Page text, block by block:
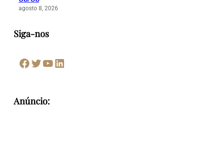
agosto 8, 2026
Siga-nos
Facebook Twitter Youtube LinkedIn
Anúncio: